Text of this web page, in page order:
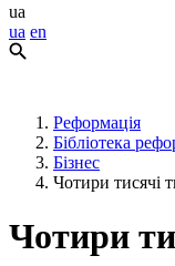
ua
ua en
Реформація
Бібліотека
Бізнес
Чотири тисячі
Чотири